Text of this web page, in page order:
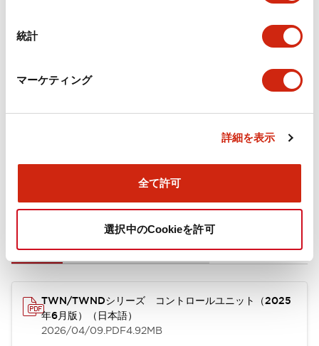
統計
マーケティング
詳細を表示
全て許可
選択中のCookieを許可
機能仕様
ドキュメントとファイル
TWN/TWNDシリーズ コントロールユニット（2025
年6月版）（日本語）
2026/04/09.PDF4.92MB